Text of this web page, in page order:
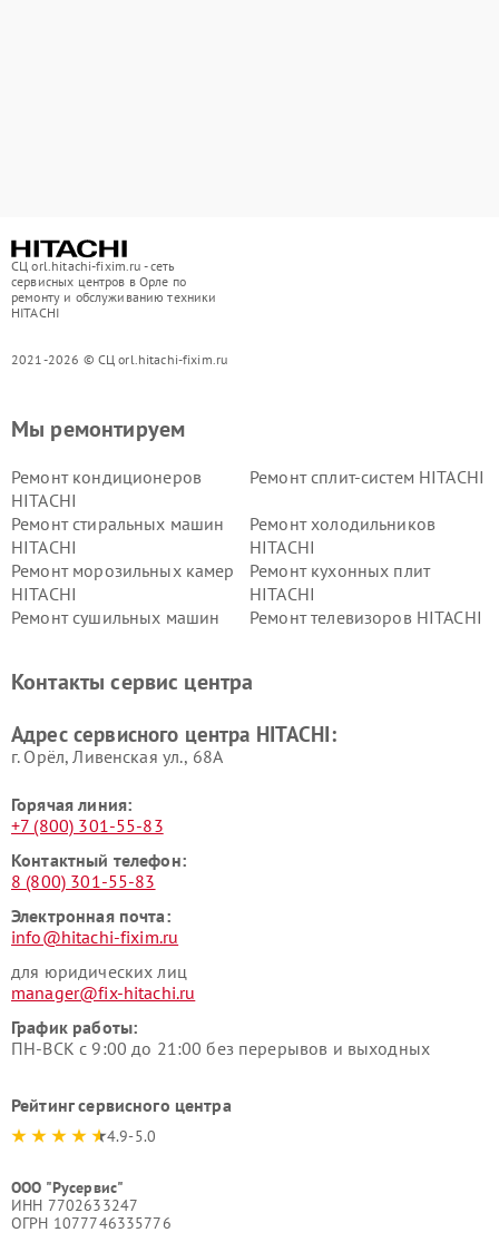
СЦ orl.hitachi-fixim.ru - сеть
сервисных центров в Орле по
ремонту и обслуживанию техники
HITACHI
2021-2026 © СЦ orl.hitachi-fixim.ru
Мы ремонтируем
Ремонт кондиционеров
HITACHI
Ремонт сплит-систем HITACHI
Ремонт стиральных машин
HITACHI
Ремонт холодильников
HITACHI
Ремонт морозильных камер
HITACHI
Ремонт кухонных плит
HITACHI
Ремонт сушильных машин
Ремонт телевизоров HITACHI
данных HITACHI
HITACHI
HITACHI
HITACHI
Контакты сервис центра
Адрес сервисного центра HITACHI:
г. Орёл, Ливенская ул., 68А
Горячая линия:
+7 (800) 301-55-83
Контактный телефон:
8 (800) 301-55-83
Электронная почта:
info@hitachi-fixim.ru
для юридических лиц
manager@fix-hitachi.ru
График работы:
ПН-ВСК с 9:00 до 21:00 без перерывов и выходных
Рейтинг сервисного центра
4.9-5.0
ООО "Русервис"
ИНН 7702633247
ОГРН 1077746335776